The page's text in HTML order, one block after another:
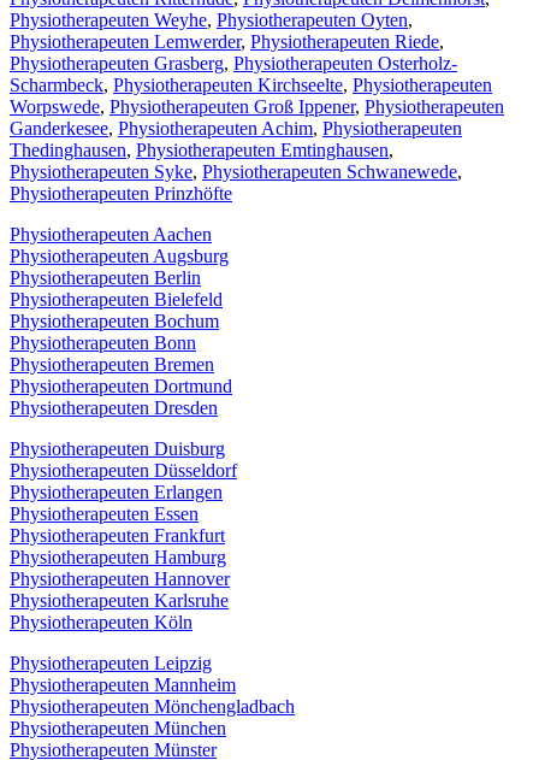
Physiotherapeuten Weyhe, Physiotherapeuten Oyten,
Physiotherapeuten Lemwerder, Physiotherapeuten Riede,
Physiotherapeuten Grasberg, Physiotherapeuten Osterholz-
Scharmbeck, Physiotherapeuten Kirchseelte, Physiotherapeuten
Worpswede, Physiotherapeuten Groß Ippener, Physiotherapeuten
Ganderkesee, Physiotherapeuten Achim, Physiotherapeuten
Thedinghausen, Physiotherapeuten Emtinghausen,
Physiotherapeuten Syke, Physiotherapeuten Schwanewede,
Physiotherapeuten Prinzhöfte
Physiotherapeuten Aachen
Physiotherapeuten Augsburg
Physiotherapeuten Berlin
Physiotherapeuten Bielefeld
Physiotherapeuten Bochum
Physiotherapeuten Bonn
Physiotherapeuten Bremen
Physiotherapeuten Dortmund
Physiotherapeuten Dresden
Physiotherapeuten Duisburg
Physiotherapeuten Düsseldorf
Physiotherapeuten Erlangen
Physiotherapeuten Essen
Physiotherapeuten Frankfurt
Physiotherapeuten Hamburg
Physiotherapeuten Hannover
Physiotherapeuten Karlsruhe
Physiotherapeuten Köln
Physiotherapeuten Leipzig
Physiotherapeuten Mannheim
Physiotherapeuten Mönchengladbach
Physiotherapeuten München
Physiotherapeuten Münster